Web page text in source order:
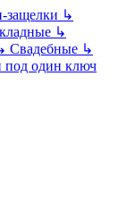
защелки ↳
↳
Свадебные ↳
под один ключ